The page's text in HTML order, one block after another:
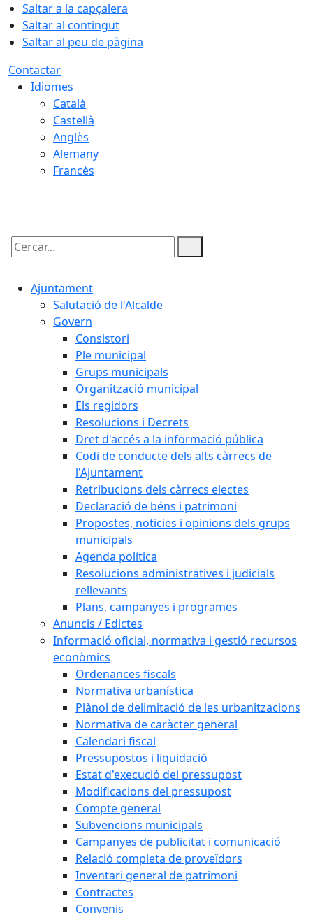
Saltar a la capçalera
Saltar al contingut
Saltar al peu de pàgina
Contactar
Idiomes
Català
Castellà
Anglès
Alemany
Francès
Cercar:
Ajuntament
Salutació de l'Alcalde
Govern
Consistori
Ple municipal
Grups municipals
Organització municipal
Els regidors
Resolucions i Decrets
Dret d'accés a la informació pública
Codi de conducte dels alts càrrecs de
l'Ajuntament
Retribucions dels càrrecs electes
Declaració de béns i patrimoni
Propostes, noticies i opinions dels grups
municipals
Agenda política
Resolucions administratives i judicials
rellevants
Plans, campanyes i programes
Anuncis / Edictes
Informació oficial, normativa i gestió recursos
econòmics
Ordenances fiscals
Normativa urbanística
Plànol de delimitació de les urbanitzacions
Normativa de caràcter general
Calendari fiscal
Pressupostos i liquidació
Estat d'execució del pressupost
Modificacions del pressupost
Compte general
Subvencions municipals
Campanyes de publicitat i comunicació
Relació completa de proveïdors
Inventari general de patrimoni
Contractes
Convenis